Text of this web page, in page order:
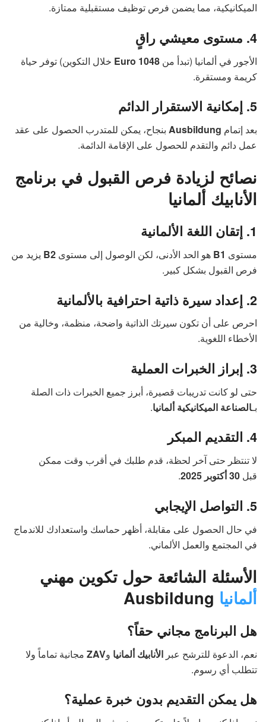
الميكانيكية، مما يضمن فرص توظيف مستقبلية ممتازة.
4. مستوى معيشي راقٍ
الأجور في ألمانيا (تبدأ من 1048 Euro
خلال التكوين) توفر حياة
كريمة ومستقرة.
5. إمكانية الاستقرار الدائم
بعد إتمام Ausbildung بنجاح، يمكن للمتدرب الحصول على عقد
عمل دائم والتقدم للحصول على الإقامة الدائمة.
نصائح لزيادة فرص القبول في برنامج
الأنابيك ألمانيا
1. إتقان اللغة الألمانية
مستوى B1 هو الحد الأدنى، لكن الوصول إلى مستوى B2 يزيد من
فرص القبول بشكل كبير.
2. إعداد سيرة ذاتية احترافية بالألمانية
احرص على أن تكون سيرتك الذاتية واضحة، منظمة، وخالية من
الأخطاء اللغوية.
3. إبراز الخبرات العملية
حتى لو كانت تدريبات قصيرة، أبرز جميع الخبرات ذات الصلة
بـالصناعة الميكانيكية ألمانيا.
4. التقديم المبكر
لا تنتظر حتى آخر لحظة، قدم طلبك في أقرب وقت ممكن
قبل 30 أكتوبر 2025 .
5. التواصل الإيجابي
في حال الحصول على مقابلة، أظهر حماسك واستعدادك للاندماج
في المجتمع والعمل الألماني.
الأسئلة الشائعة حول تكوين مهني
ألمانيا
هل البرنامج مجاني حقاً؟
نعم، الدعوة للترشح عبر الأنابيك ألمانيا وZAV مجانية تماماً ولا
تتطلب أي رسوم.
هل يمكن التقديم بدون خبرة عملية؟